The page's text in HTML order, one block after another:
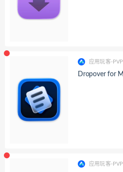
应用玩客-PVP
应用玩客-PVP